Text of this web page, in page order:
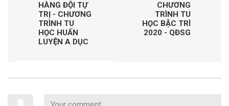
HÀNG ĐỘI TỰ
TRỊ - CHƯƠNG
TRÌNH TU
HỌC HUẤN
LUYỆN A DỤC
CHƯƠNG
TRÌNH TU
HỌC BẬC TRÌ
2020 - QĐSG